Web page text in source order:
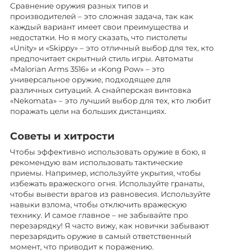
Сравнение оружия разных типов и
производителей – это сложная задача, так как
каждый вариант имеет свои преимущества и
недостатки. Но я могу сказать, что пистолеты
«Unity» и «Skippy» – это отличный выбор для тех, кто
предпочитает скрытный стиль игры. Автоматы
«Malorian Arms 3516» и «Kong Pow» – это
универсальное оружие, подходящее для
различных ситуаций. А снайперская винтовка
«Nekomata» – это лучший выбор для тех, кто любит
поражать цели на больших дистанциях.
Советы и хитрости
Чтобы эффективно использовать оружие в бою, я
рекомендую вам использовать тактические
приемы. Например, используйте укрытия, чтобы
избежать вражеского огня. Используйте гранаты,
чтобы вывести врагов из равновесия. Используйте
навыки взлома, чтобы отключить вражескую
технику. И самое главное – не забывайте про
перезарядку! Я часто вижу, как новички забывают
перезарядить оружие в самый ответственный
момент, что приводит к поражению.